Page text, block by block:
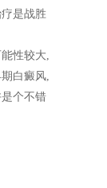
是战胜
性较大,
白癜风,
个不错